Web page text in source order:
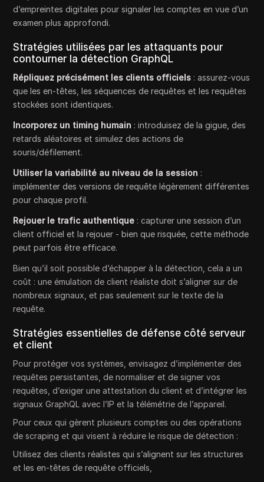
d’empreintes digitales pour signaler les comptes en vue d’un
examen plus approfondi.
Stratégies utilisées par les attaquants pour
contourner la détection GraphQL
Répliquez précisément les clients officiels : assurez-vous
que les en-têtes, les séquences de requêtes et les requêtes
stockées sont identiques.
Incorporez un timing humain : introduisez de la gigue, des
retards aléatoires et simulez des actions de
souris/défilement.
Utiliser la variabilité au niveau de la session :
implémenter des versions de requête légèrement différentes
pour chaque profil.
Rejouer le trafic authentique : capturer une session d’un
client officiel et la rejouer - bien que risquée, cette méthode
peut parfois être efficace.
Bien qu’il soit possible d’échapper à la détection, cela a un
coût : une émulation de client réaliste doit s’aligner sur de
nombreux signaux, et pas seulement sur le texte de la
requête.
Stratégies essentielles de défense côté serveur
et client
Pour protéger vos systèmes, envisagez d’implémenter des
requêtes persistantes, de normaliser et de signer vos
requêtes, d’exiger une attestation du client et d’intégrer les
signaux GraphQL avec l’IP et la télémétrie de l’appareil.
Pour ceux qui gèrent plusieurs comptes ou des opérations
de scraping et qui visent à réduire le risque de détection :
Utilisez des clients réalistes qui s’alignent sur les structures
et les en-têtes de requête officiels,